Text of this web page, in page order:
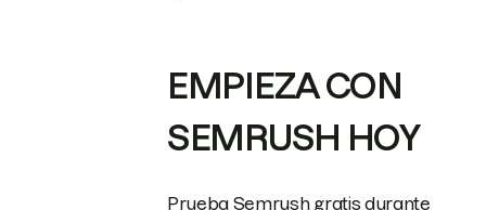
EMPIEZA CON
SEMRUSH HOY
Prueba Semrush gratis durante